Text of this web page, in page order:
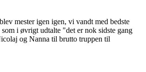
mester igen igen, vi vandt med bedste
i øvrigt udtalte "det er nok sidste gang
og Nanna til brutto truppen til